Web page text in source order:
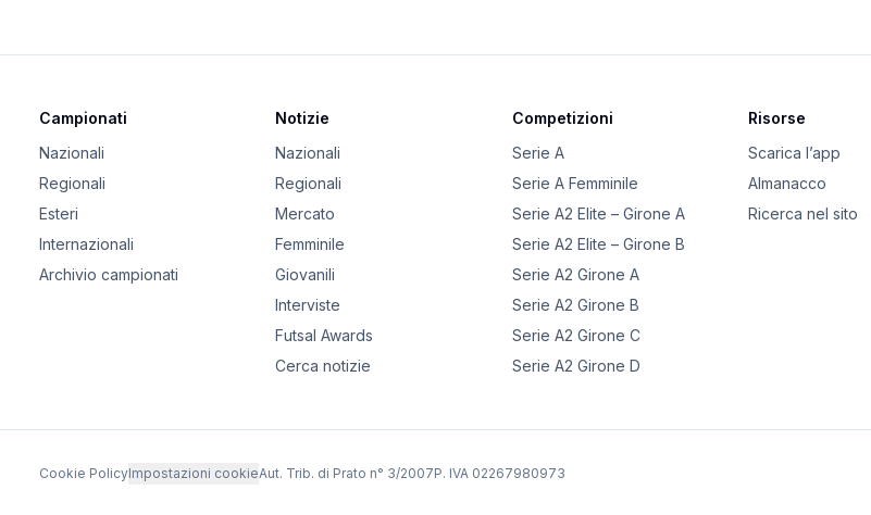
Campionati
Nazionali
Regionali
Esteri
Internazionali
Archivio campionati
Notizie
Nazionali
Regionali
Mercato
Femminile
Giovanili
Interviste
Futsal Awards
Cerca notizie
Competizioni
Serie A
Serie A Femminile
Serie A2 Elite – Girone A
Serie A2 Elite – Girone B
Serie A2 Girone A
Serie A2 Girone B
Serie A2 Girone C
Serie A2 Girone D
Risorse
Scarica l’app
Almanacco
Ricerca nel sito
Cookie PolicyImpostazioni cookieAut. Trib. di Prato n° 3/2007P. IVA 02267980973